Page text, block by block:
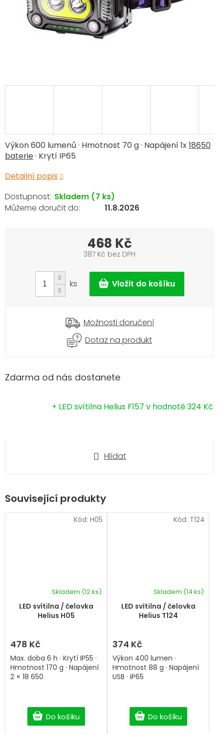
Zdarma od nás dostanete
+ LED svítilna Helius F157 v hodnotě 324 Kč
Výkon 600 lumenů · Hmotnost 70 g · Napájení 1x18650
baterie· Krytí IP65
Detailní popis
Hlídat
Skladem (7 ks)
11.8.2026
468 Kč
387 Kč bez DPH
cena:
ks
Možnosti doručení
Dotaz na produkt
Související produkty
LED svítilna / čelovka
Helius H05
Skladem (12 ks)
478 Kč
Do košíku
Max. doba 6 h · Krytí IP55 ·
Hmotnost 170 g · Napájení
2 × 18 650
Kód: H05
LED svítilna / čelovka
Helius T124
hodnocení
produktu
z
hvězdiček.
Skladem (14 ks)
374 Kč
Do košíku
Výkon 400 lumen ·
Hmotnost 88 g · Napájení
USB · IP65
Kód: T124